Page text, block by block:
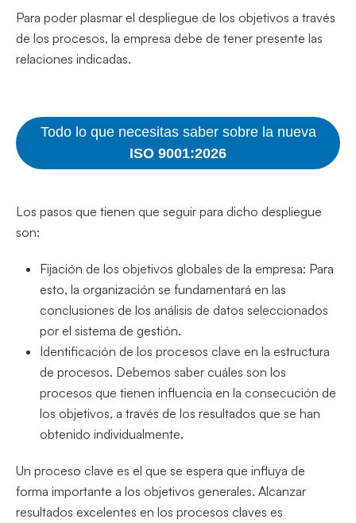
Para poder plasmar el despliegue de los objetivos a través
de los procesos, la empresa debe de tener presente las
relaciones indicadas.
Todo lo que necesitas saber sobre la nueva
ISO 9001:2026
Los pasos que tienen que seguir para dicho despliegue
son:
Fijación de los objetivos globales de la empresa: Para
esto, la organización se fundamentará en las
conclusiones de los análisis de datos seleccionados
por el sistema de gestión.
Identificación de los procesos clave en la estructura
de procesos. Debemos saber cuáles son los
procesos que tienen influencia en la consecución de
los objetivos, a través de los resultados que se han
obtenido individualmente.
Un proceso clave es el que se espera que influya de
forma importante a los objetivos generales. Alcanzar
resultados excelentes en los procesos claves es